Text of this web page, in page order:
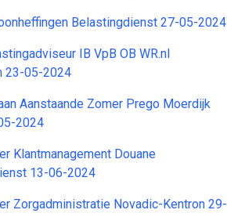
Belastingdienst 27-05-2024
IB VpB OB WR.nl
23-05-2024
Aanstaande Zomer Prego Moerdijk
2024
Klantmanagement Douane
13-06-2024
Zorgadministratie Novadic-Kentron 29-